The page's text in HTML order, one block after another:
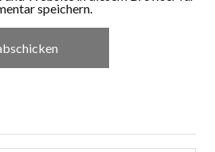
speichern.